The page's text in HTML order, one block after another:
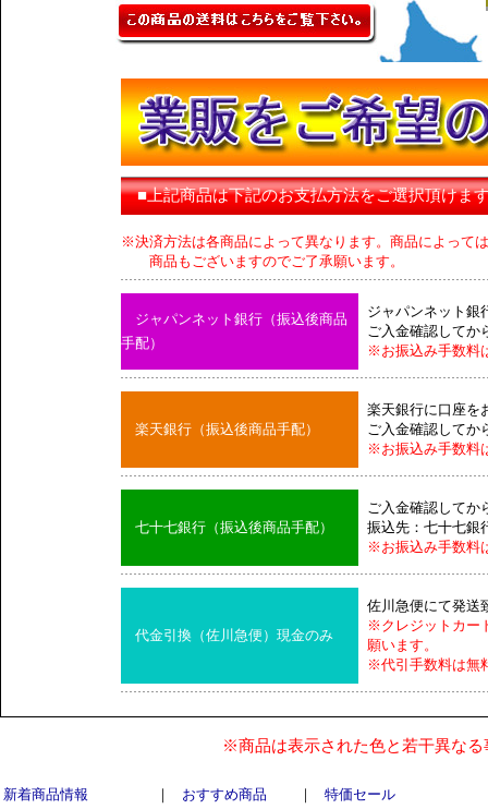
■上記商品は下記のお支払方法をご選択頂けま
※決済方法は各商品によって異なります。商品によって
商品もございますのでご了承願います。
ジャパンネット銀行（振込後商品
手配）
ジャパンネット銀
ご入金確認してか
※お振込み手数料
楽天銀行（振込後商品手配）
楽天銀行に口座を
ご入金確認してか
※お振込み手数料
七十七銀行（振込後商品手配）
ご入金確認してか
振込先：七十七銀
※お振込み手数料
代金引換（佐川急便）現金のみ
佐川急便にて発送
※クレジットカー
願います。
※代引手数料は無
※商品は表示された色と若干異な
新着商品情報 ｜ おすすめ商品 ｜ 特価セール